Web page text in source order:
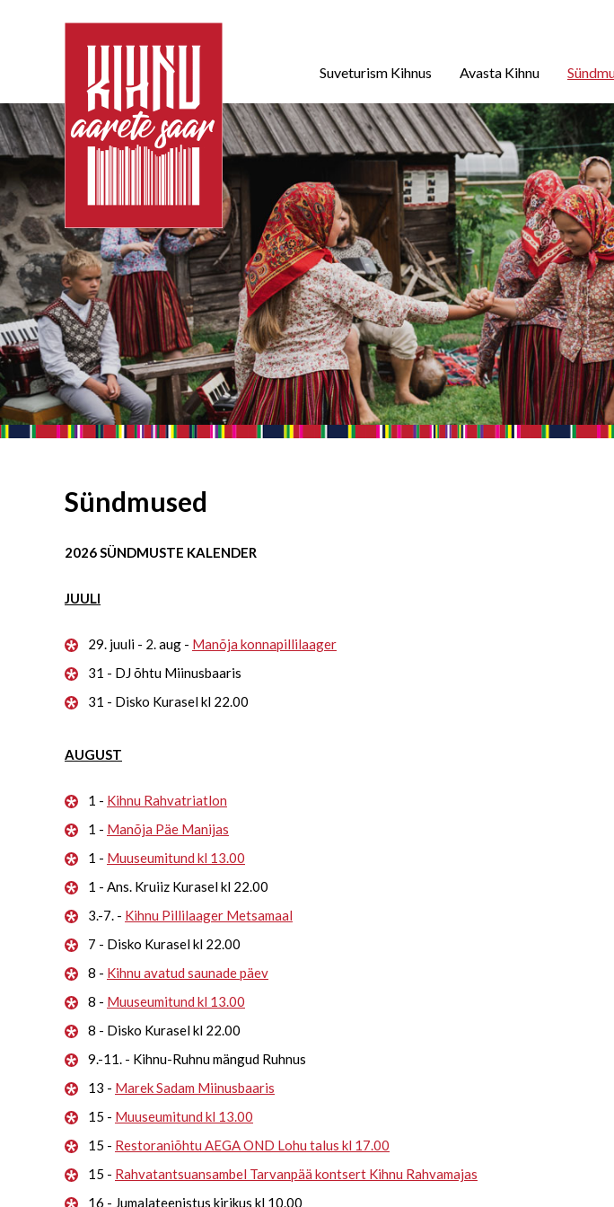
Suveturism Kihnus Avasta Kihnu
Sündmused
2026 SÜNDMUSTE KALENDER
JUULI
29. juuli - 2. aug - Manõja konnapillilaager
31 - DJ õhtu Miinusbaaris
31 - Disko Kurasel kl 22.00
AUGUST
1 - Kihnu Rahvatriatlon
1 - Manõja Päe Manijas
1 - Muuseumitund kl 13.00
1 - Ans. Kruiiz Kurasel kl 22.00
3.-7. - Kihnu Pillilaager Metsamaal
7 - Disko Kurasel kl 22.00
8 - Kihnu avatud saunade päev
8 - Muuseumitund kl 13.00
8 - Disko Kurasel kl 22.00
9.-11. - Kihnu-Ruhnu mängud Ruhnus
13 - Marek Sadam Miinusbaaris
15 - Muuseumitund kl 13.00
15 - Restoraniõhtu AEGA OND Lohu talus kl 17.00
15 - Rahvatantsuansambel Tarvanpää kontsert Kihnu Rahvamajas
16 - Jumalateenistus kirikus kl 10.00